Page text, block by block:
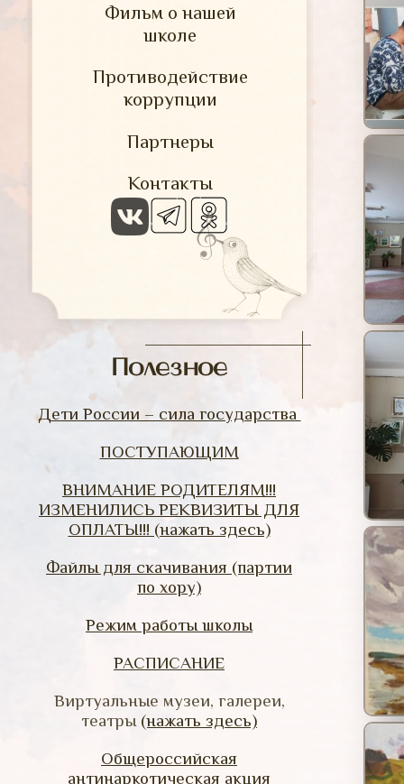
Фильм о нашей
школе
Противодействие
коррупции
Партнеры
Контакты
Полезное
Дети России – сила государства
ПОСТУПАЮЩИМ
ВНИМАНИЕ РОДИТЕЛЯМ!!!
ИЗМЕНИЛИСЬ РЕКВИЗИТЫ ДЛЯ
ОПЛАТЫ!!! (нажать здесь)
Файлы для скачивания (партии
по хору)
Режим работы школы
РАСПИСАНИЕ
Виртуальные музеи, галереи,
театры (нажать здесь)
Общероссийская
антинаркотическая акция